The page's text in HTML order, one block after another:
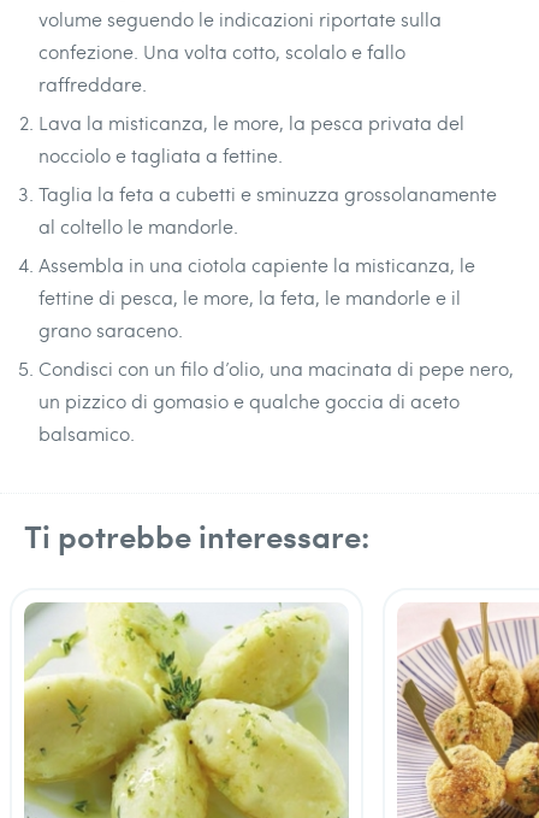
volume seguendo le indicazioni riportate sulla
confezione. Una volta cotto, scolalo e fallo
raffreddare.
Lava la misticanza, le more, la pesca privata del
nocciolo e tagliata a fettine.
Taglia la feta a cubetti e sminuzza grossolanamente
al coltello le mandorle.
Assembla in una ciotola capiente la misticanza, le
fettine di pesca, le more, la feta, le mandorle e il
grano saraceno.
Condisci con un filo d’olio, una macinata di pepe nero,
un pizzico di gomasio e qualche goccia di aceto
balsamico.
Ti potrebbe interessare: